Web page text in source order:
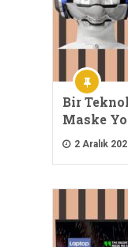
Bir
Maske
2 Aralık